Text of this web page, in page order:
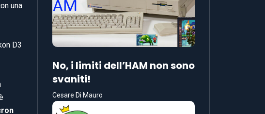
una
D3
No, i limiti dell’HAM non sono
svaniti!
Cesare Di Mauro